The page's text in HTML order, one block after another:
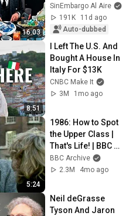
16:03
Varela
SinEmbargo Al Aire
191K
11d ago
Auto-dubbed
8:51
I Left The U.S. And
Bought A House In
Italy For $13K
CNBC Make It
3M
1mo ago
5:24
1986: How to Spot
the Upper Class |
That's Life! | BBC
Archive
BBC Archive
2.3M
4mo ago
Neil deGrasse
Tyson And Jaron